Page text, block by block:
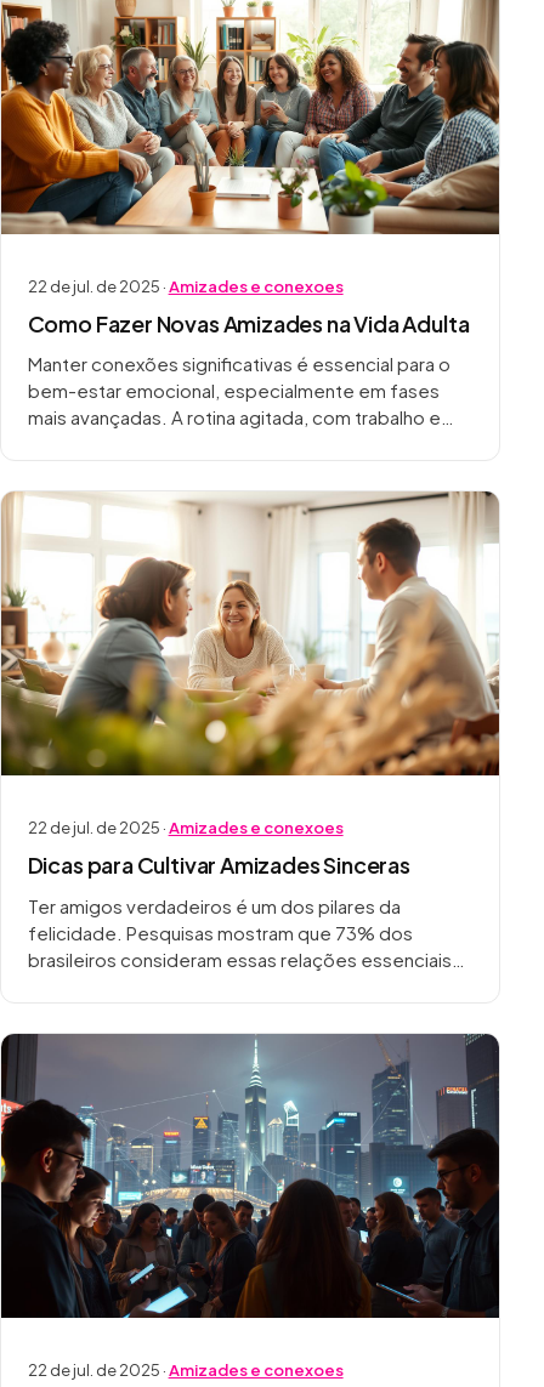
22 de jul. de 2025 ·Amizades e conexoes
Como Fazer Novas Amizades na Vida Adulta
Manter conexões significativas é essencial para o
bem-estar emocional, especialmente em fases
mais avançadas. A rotina agitada, com trabalho e
22 de jul. de 2025 ·Amizades e conexoes
Dicas para Cultivar Amizades Sinceras
Ter amigos verdadeiros é um dos pilares da
felicidade. Pesquisas mostram que 73% dos
brasileiros consideram essas relações essenciais
22 de jul. de 2025 ·Amizades e conexoes